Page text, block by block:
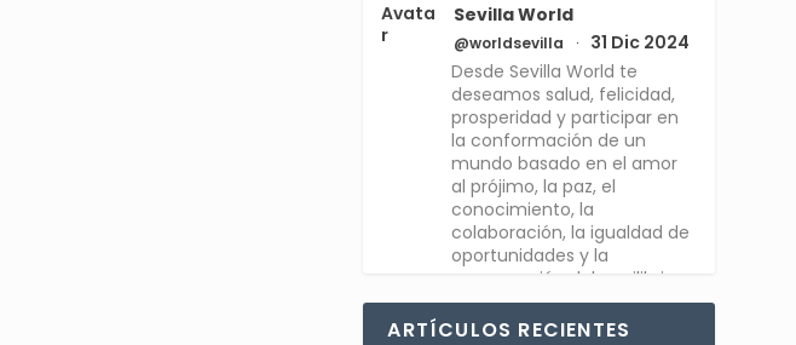
Avata
r
Sevilla World
@worldsevilla ·
31 Dic 2024
Desde Sevilla World te
deseamos salud, felicidad,
prosperidad y participar en
la conformación de un
mundo basado en el amor
al prójimo, la paz, el
conocimiento, la
colaboración, la igualdad de
oportunidades y la
recuperación del equilibrio
entre sociedad y planeta.
#Feliz2025
ARTÍCULOS RECIENTES